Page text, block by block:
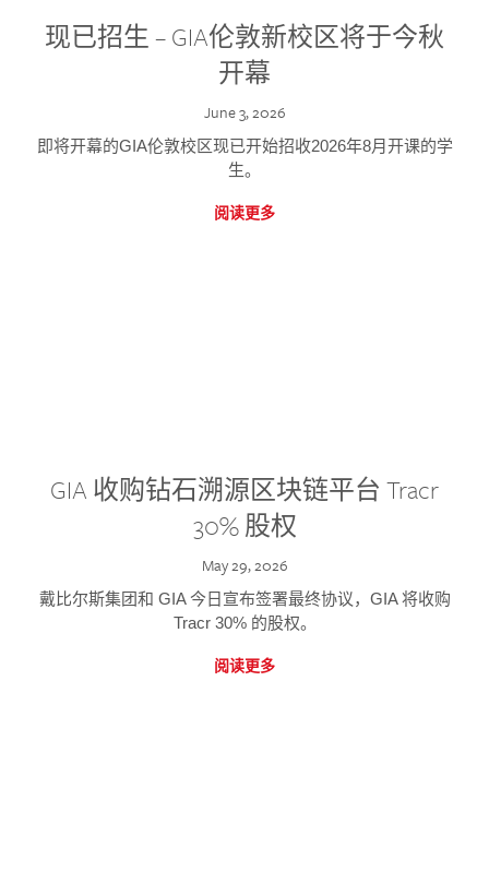
现已招生 – GIA伦敦新校区将于今秋
开幕
June 3, 2026
即将开幕的GIA伦敦校区现已开始招收2026年8月开课的学
生。
阅读更多
GIA 收购钻石溯源区块链平台 Tracr
30% 股权
May 29, 2026
戴比尔斯集团和 GIA 今日宣布签署最终协议，GIA 将收购
Tracr 30% 的股权。
阅读更多